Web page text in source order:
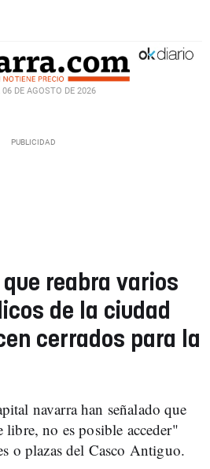
06 DE AGOSTO DE 2026
que reabra varios
de la ciudad
cerrados para la
navarra han señalado que
libre, no es posible acceder"
o plazas del Casco Antiguo.